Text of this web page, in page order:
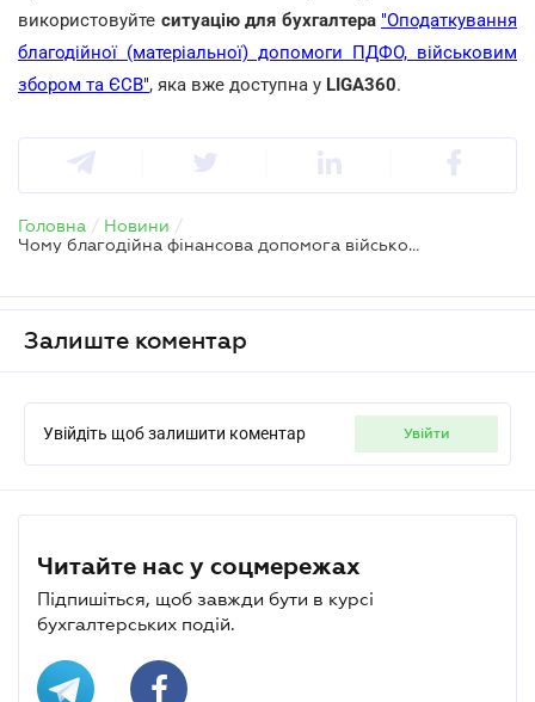
використовуйте ситуацію для бухгалтера "Оподаткування
благодійної (матеріальної) допомоги ПДФО, військовим
збором та ЄСВ", яка вже доступна у LIGA360.
Головна / Новини /
Чому благодійна фінансова допомога військовим ризикує потрапити під оподаткування
Залиште коментар
Увійдіть щоб залишити коментар увійти
Читайте нас у соцмережах
Підпишіться, щоб завжди бути в курсі
бухгалтерських подій.